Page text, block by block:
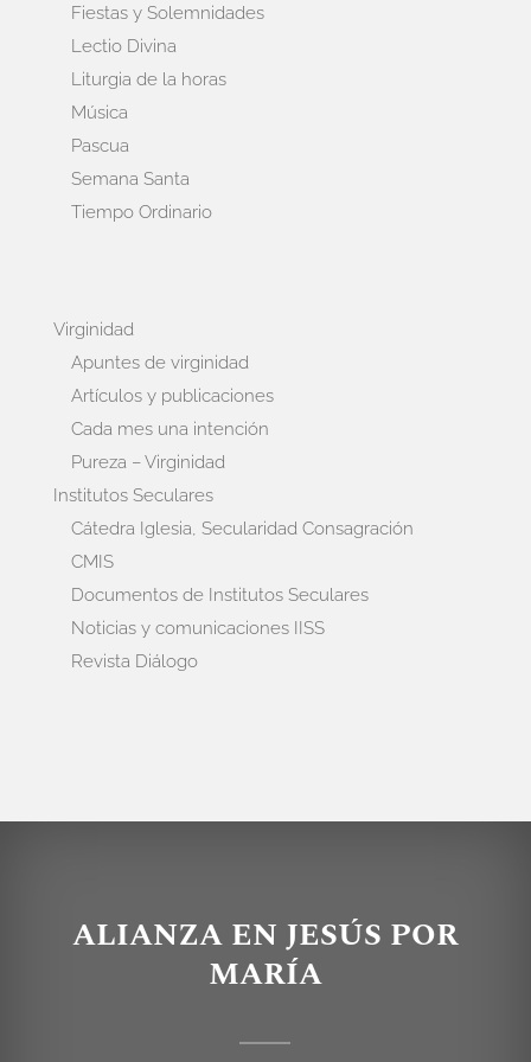
Fiestas y Solemnidades
Lectio Divina
Liturgia de la horas
Música
Pascua
Semana Santa
Tiempo Ordinario
Virginidad
Apuntes de virginidad
Artículos y publicaciones
Cada mes una intención
Pureza – Virginidad
Institutos Seculares
Cátedra Iglesia, Secularidad Consagración
CMIS
Documentos de Institutos Seculares
Noticias y comunicaciones IISS
Revista Diálogo
ALIANZA EN JESÚS POR
MARÍA